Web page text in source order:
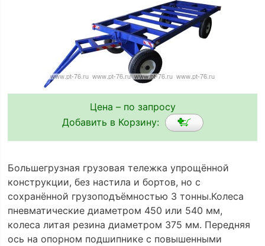
Цена – по запросу
Добавить в Корзину:
Большегрузная грузовая тележка упрощённой
конструкции, без настила и бортов, но с
сохранённой грузоподъёмностью 3 тонны.Колеса
пневматические диаметром 450 или 540 мм,
колеса литая резина диаметром 375 мм. Передняя
ось на опорном подшипнике с повышенными